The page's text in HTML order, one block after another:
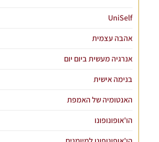
UniSelf
אהבה עצמית
אנרגיה מעשית ביום יום
בנימה אישית
האנטומיה של האמפת
הו'אופונופונו